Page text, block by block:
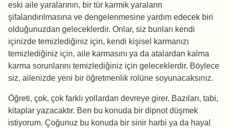
eski aile yaralarının, bir tür karmik yaraların
şifalandırılmasına ve dengelenmesine yardım edecek biri
olduğunuzdan geleceklerdir. Onlar, siz bunları kendi
içinizde temizlediğiniz için, kendi kişisel karmanızı
temizlediğiniz için, aile karmasını ya da atalardan kalma
karma sorunlarını temizlediğiniz için geleceklerdir. Böylece
siz, ailenizde yeni bir öğretmenlik rolüne soyunacaksınız.
Öğreti, çok, çok farklı yollardan devreye girer. Bazıları, tabi,
kitaplar yazacaktır. Ben bu konuda bir dipnot düşmek
istiyorum. Çoğunuz bu konuda bir sinir harbi ya da hayal